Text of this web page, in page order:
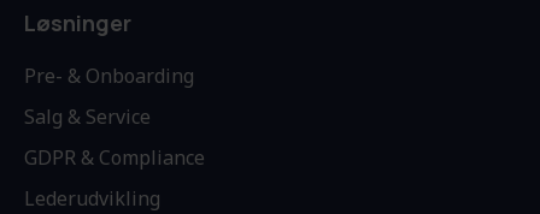
Løsninger
Pre- & Onboarding
Salg & Service
GDPR & Compliance
Lederudvikling